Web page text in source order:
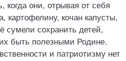
когда они, отрывая от себя
картофелину, кочан капусты,
сумели сохранить детей,
быть полезными Родине.
и патриотизму нет